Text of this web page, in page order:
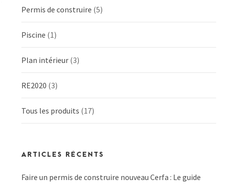
Permis de construire (5)
Piscine (1)
Plan intérieur (3)
RE2020 (3)
Tous les produits (17)
ARTICLES RÉCENTS
Faire un permis de construire nouveau Cerfa : Le guide